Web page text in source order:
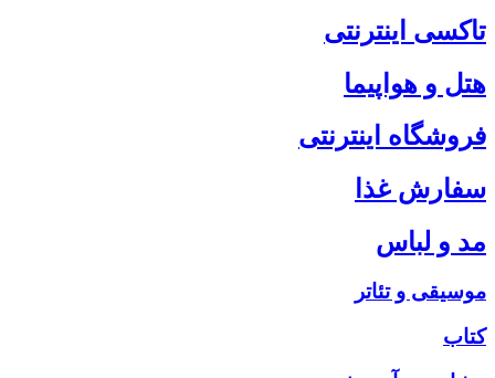
تاکسی اینترنتی
هتل و هواپیما
فروشگاه اینترنتی
سفارش غذا
مد و لباس
موسیقی و تئاتر
کتاب